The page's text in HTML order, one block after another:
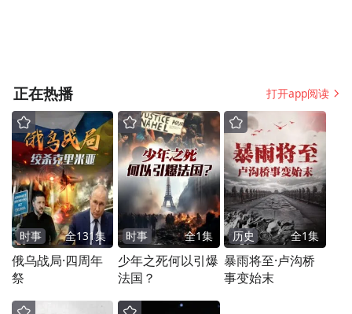
国的原油产量已达到创纪录的规模，也仅为
每日1360万桶，而今年将出现下降。
分析人士指出，即便油价上涨，扭转产量下
滑趋势也需要更长时间。
摩根大通分析师娜塔莎·卡内娃（Natasha
Kaneva）表示，美国页岩油确实可以有所回
应，但考虑到钻探、完井和基础设施建设周
正在热播 打开app阅读
时事 全131集
俄乌战局·四周年
祭
时事 全1集
少年之死何以引爆
法国？
历史 全1集
暴雨将至·卢沟桥
事变始末